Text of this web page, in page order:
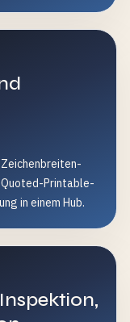
Printable-
in einem Hub.